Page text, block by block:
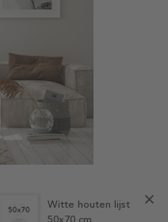
Witte houten lijst
50x70 cm